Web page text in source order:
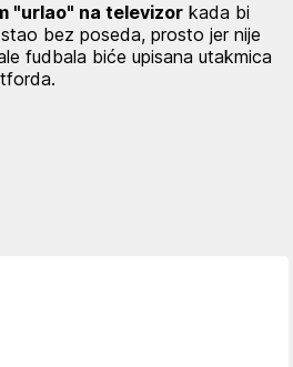
"urlao" na televizor kada bi
bez poseda, prosto jer nije
fudbala biće upisana utakmica